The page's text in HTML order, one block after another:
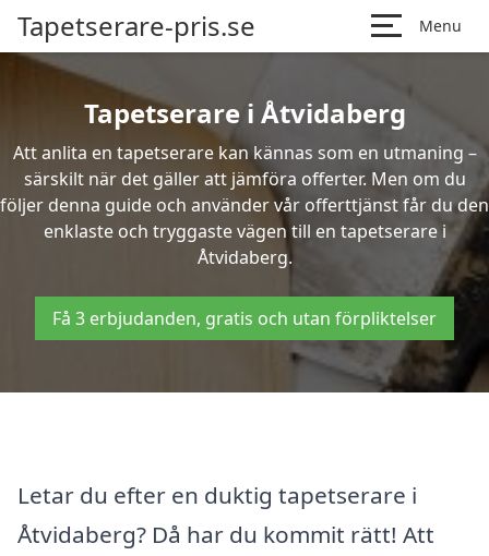
Tapetserare-pris.se Menu
Tapetserare i Åtvidaberg
Att anlita en tapetserare kan kännas som en utmaning –
särskilt när det gäller att jämföra offerter. Men om du
följer denna guide och använder vår offerttjänst får du den
enklaste och tryggaste vägen till en tapetserare i
Åtvidaberg.
Få 3 erbjudanden, gratis och utan förpliktelser
Letar du efter en duktig tapetserare i
Åtvidaberg? Då har du kommit rätt! Att